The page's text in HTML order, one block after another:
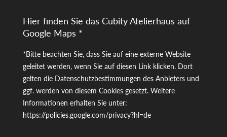
Hier finden Sie das Cubity Atelierhaus auf
Google Maps *
*Bitte beachten Sie, dass Sie auf eine externe Website
geleitet werden, wenn Sie auf diesen Link klicken. Dort
gelten die Datenschutzbestimmungen des Anbieters und
ggf. werden von diesem Cookies gesetzt. Weitere
Informationen erhalten Sie unter:
https://policies.google.com/privacy?hl=de